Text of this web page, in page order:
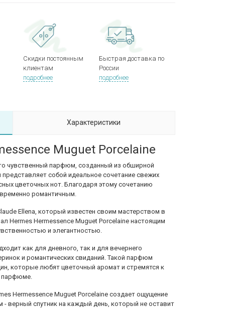
Скидки постоянным
клиентам
подробнее
Быстрая доставка по
России
подробнее
Характеристики
Muguet Porcelaine
чувственный парфюм, созданный из обширной
собой идеальное сочетание свежих
цветочных нот. Благодаря этому сочетанию
романтичным.
Ellena, который известен своим мастерством в
Hermes Hermessence Muguet Porcelaine настоящим
и элегантностью.
как для дневного, так и для вечернего
и романтических свиданий. Такой парфюм
которые любят цветочный аромат и стремятся к
парфюме.
Hermessence Muguet Porcelaine создает ощущение
верный спутник на каждый день, который не оставит